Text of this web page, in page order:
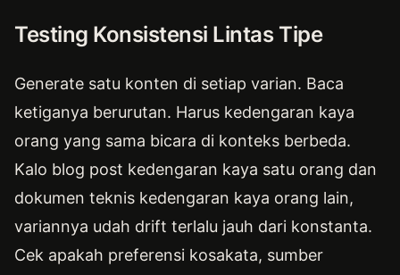
Testing Konsistensi Lintas Tipe
Generate satu konten di setiap varian. Baca
ketiganya berurutan. Harus kedengaran kaya
orang yang sama bicara di konteks berbeda.
Kalo blog post kedengaran kaya satu orang dan
dokumen teknis kedengaran kaya orang lain,
variannya udah drift terlalu jauh dari konstanta.
Cek apakah preferensi kosakata, sumber